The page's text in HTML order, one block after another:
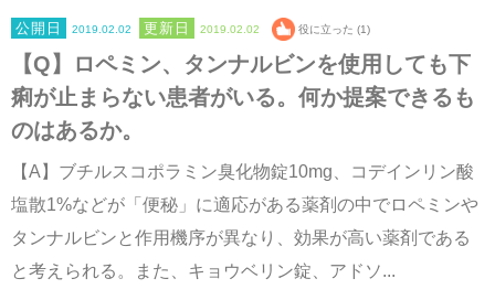
2019.02.02 2019.02.02 役に立った (1)
【Q】ロペミン、タンナルビンを使用しても下
痢が止まらない患者がいる。何か提案できるも
のはあるか。
【A】ブチルスコポラミン臭化物錠10mg、コデインリン酸
塩散1%などが「便秘」に適応がある薬剤の中でロペミンや
タンナルビンと作用機序が異なり、効果が高い薬剤である
と考えられる。また、キョウベリン錠、アドソ...